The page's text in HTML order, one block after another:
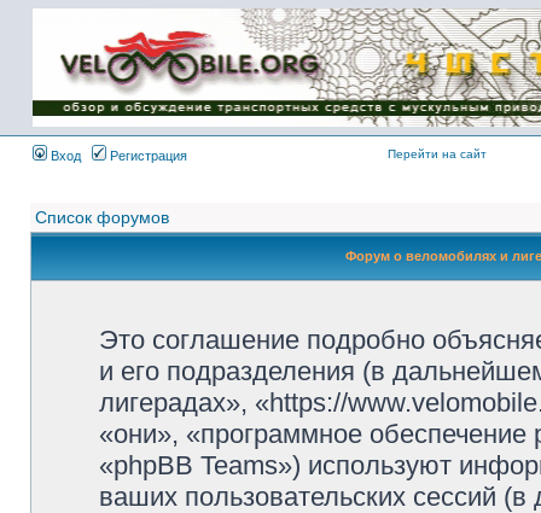
Имя пользователя:
Пароль:
{ LOG_ME_IN_SHORT
}
Вход
Регистрация Перейти на сайт
Список форумов
Форум о веломобилях и
Это соглашение подробно
и его подразделения (в
лигерадах», «https://
«они», «программное
«phpBB Teams») используют
ваших пользовательских сессий